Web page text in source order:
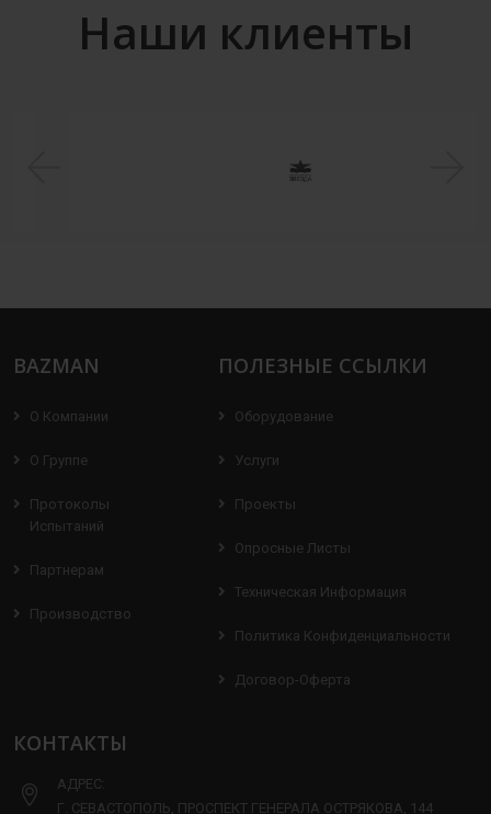
Наши клиенты
BAZMAN
О Компании
О Группе
Протоколы
Испытаний
Партнерам
Производство
ПОЛЕЗНЫЕ ССЫЛКИ
Оборудование
Услуги
Проекты
Опросные Листы
Техническая Информация
Политика Конфиденциальности
Договор-Оферта
КОНТАКТЫ
АДРЕС:
Г. СЕВАСТОПОЛЬ, ПРОСПЕКТ ГЕНЕРАЛА ОСТРЯКОВА, 144